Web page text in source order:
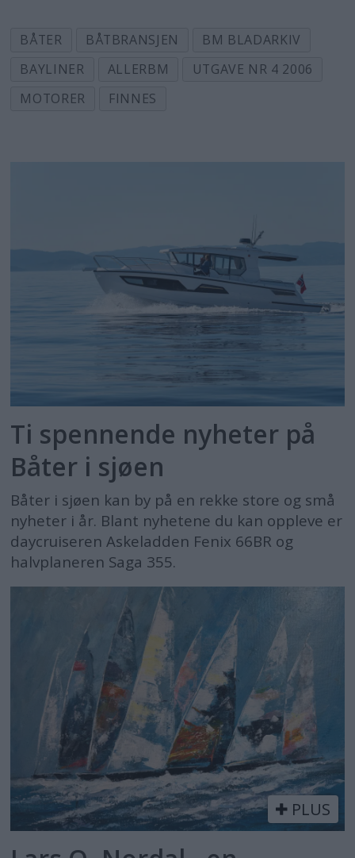
BÅTER BÅTBRANSJEN
BM BLADARKIV
BAYLINER
ALLERBM
UTGAVE NR 4 2006
MOTORER
FINNES
Ti spennende nyheter på
Båter i sjøen
Båter i sjøen kan by på en rekke store og små
nyheter i år. Blant nyhetene du kan oppleve er
daycruiseren Askeladden Fenix 66BR og
halvplaneren Saga 355.
PLUS